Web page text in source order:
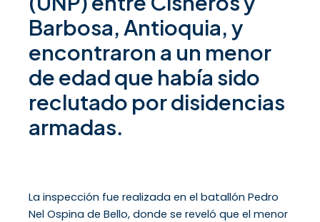
Barbosa, Antioquia, y
encontraron a un menor
de edad que había sido
reclutado por disidencias
armadas.
La inspección fue realizada en el batallón Pedro
Nel Ospina de Bello, donde se reveló que el menor